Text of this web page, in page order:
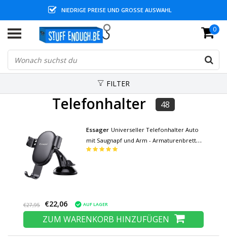
NIEDRIGE PREISE UND GROSSE AUSWAHL
0
FILTER
Telefonhalter 48
Essager Universeller Telefonhalter Auto
mit Saugnapf und Arm - Armaturenbrett
Smartphonehalter
€27,95 €22,06 AUF LAGER
ZUM WARENKORB HINZUFÜGEN